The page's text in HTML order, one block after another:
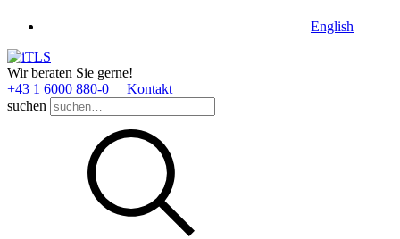
English
Wir beraten Sie gerne!
+43 1 6000 880­-0
Kontakt
suchen